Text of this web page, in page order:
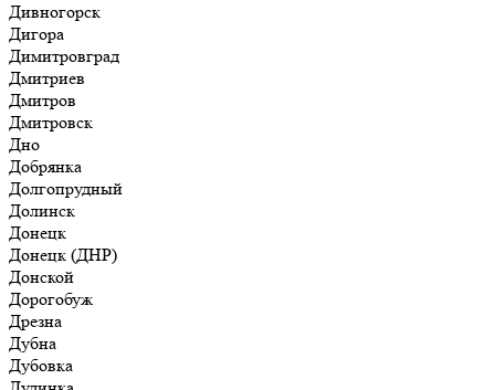
Дивногорск
Дигора
Димитровград
Дмитриев
Дмитров
Дмитровск
Дно
Добрянка
Долгопрудный
Долинск
Донецк
Донецк (ДНР)
Донской
Дорогобуж
Дрезна
Дубна
Дубовка